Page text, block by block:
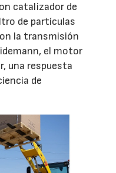
catalizador de
de partículas
la transmisión
el motor
una respuesta
de